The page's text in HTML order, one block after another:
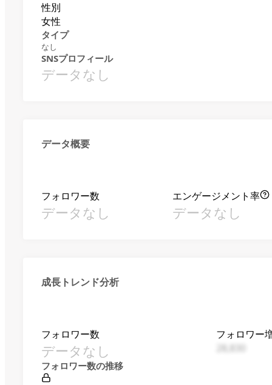
性別
女性
タイプ
なし
SNSプロフィール
データなし
データ概要
フォロワー数
データなし
エンゲージメント率
データなし
成長トレンド分析
フォロワー数
データなし
フォロワー
フォロワー数の推移